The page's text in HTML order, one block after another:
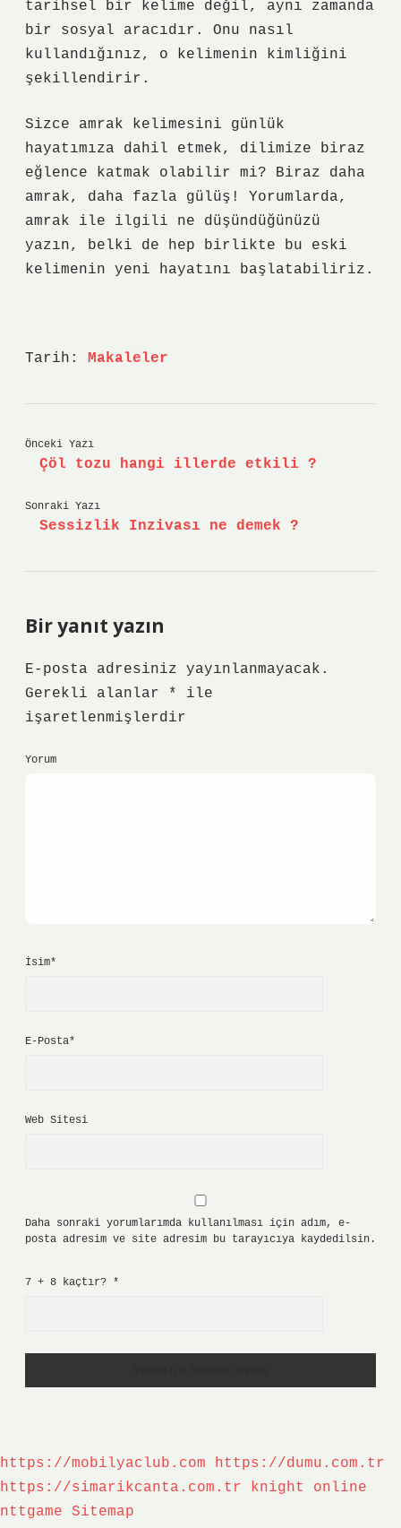
tarihsel bir kelime değil, aynı zamanda
bir sosyal aracıdır. Onu nasıl
kullandığınız, o kelimenin kimliğini
şekillendirir.
Sizce amrak kelimesini günlük
hayatımıza dahil etmek, dilimize biraz
eğlence katmak olabilir mi? Biraz daha
amrak, daha fazla gülüş! Yorumlarda,
amrak ile ilgili ne düşündüğünüzü
yazın, belki de hep birlikte bu eski
kelimenin yeni hayatını başlatabiliriz.
Tarih: Makaleler
Önceki Yazı
Çöl tozu hangi illerde etkili ?
Sonraki Yazı
Sessizlik Inzivası ne demek ?
Bir yanıt yazın
E-posta adresiniz yayınlanmayacak.
Gerekli alanlar
*
ile
işaretlenmişlerdir
Yorum
İsim*
E-Posta*
Web Sitesi
Daha sonraki yorumlarımda kullanılması için adım, e-
posta adresim ve site adresim bu tarayıcıya kaydedilsin.
7 + 8 kaçtır? *
https://mobilyaclub.com
https://dumu.com.tr
https://simarikcanta.com.tr
knight online
nttgame
Sitemap